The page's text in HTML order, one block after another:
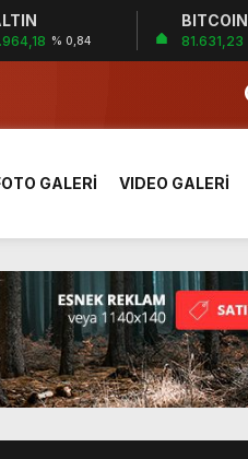
% 0,84
BITCOIN
81.631,23
etkili olacak
SGK
GALERİ VIDEO GALERİ